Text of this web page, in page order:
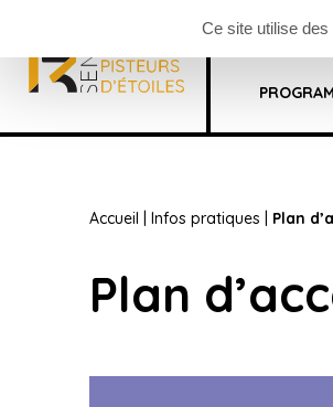
Billetterie
Accueil Infos pratiques Plan
Plan
Ce site utilise